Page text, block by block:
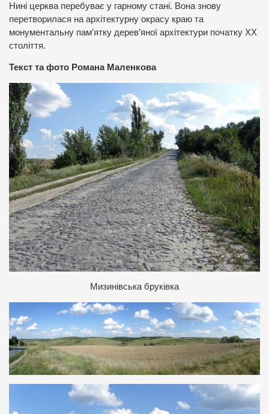
Нині церква перебуває у гарному стані. Вона знову
перетворилася на архітектурну окрасу краю та
монументальну пам’ятку дерев’яної архітектури початку ХХ
століття.
Текст та фото Романа Маленкова
Мизинівська бруківка